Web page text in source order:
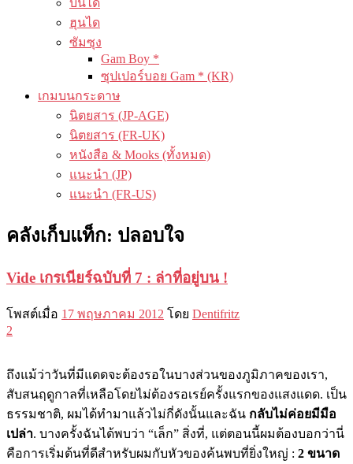
บันได
ฮุนได
ซัมซุง
Gam Boy *
ซุปเปอร์บอย Gam * (KR)
เกมบนกระดาษ
นิตยสาร (JP-AGE)
นิตยสาร (FR-UK)
หนังสือ & Mooks (ทั้งหมด)
แนะนำ (JP)
แนะนำ (FR-US)
คลังเก็บแท็ก: ปลอบใจ
Vide เกรเนียร์ฉบับที่ 7 : ล่าที่อยู่บน !
โพสต์เมื่อ 17 พฤษภาคม 2012 โดย Dentifritz
2
ถึงแม้ว่าวันที่มีแดดจะต้องรอในบางส่วนของภูมิภาคของเรา,
สับสนฤดูกาลที่เหลือโดยไม่ต้องรอเรย์ครั้งแรกของแสงแดด. เป็น
ธรรมชาติ, ผมได้ทำมาแล้วไม่กี่ดังนั้นและฉัน กลับไม่ค่อยมีมือ
เปล่า. บางครั้งฉันได้พบว่า “เล็ก” สิ่งที่, แต่ตอนนี้ผมต้องบอกว่านี่
คือการเริ่มต้นที่ดีสำหรับผมกับหัวของค้นพบที่ยิ่งใหญ่ : 2 ขนาด